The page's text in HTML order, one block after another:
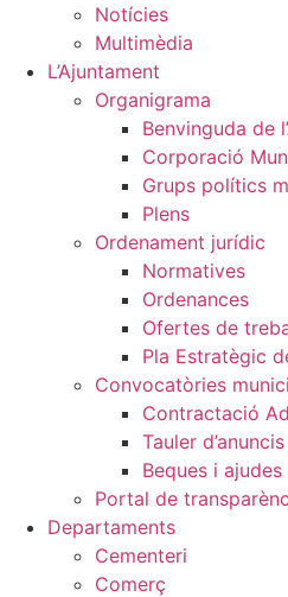
Notícies
Multimèdia
L’Ajuntament
Organigrama
Benvinguda de
Corporació
Grups polítics
Plens
Ordenament jurídic
Normatives
Ordenances
Ofertes de
Pla Estratègic
Convocatòries
Contractació
Tauler d’anuncis
Beques i ajudes
Portal de
Departaments
Cementeri
Comerç